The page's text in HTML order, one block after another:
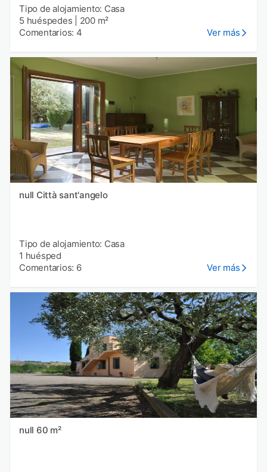
Tipo de alojamiento: Casa
5 huéspedes
200 m²
Comentarios: 4
Ver más
null Città sant'angelo
Tipo de alojamiento: Casa
1 huésped
Comentarios: 6
Ver más
null 60 m²